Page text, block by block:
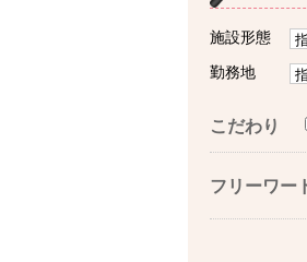
施設形態
勤務地
こだわり
フリーワー